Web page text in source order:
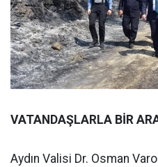
VATANDAŞLARLA BİR
Aydın Valisi Dr. Osman